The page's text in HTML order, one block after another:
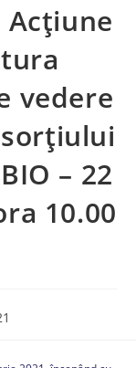
vedere
– 22
10.00